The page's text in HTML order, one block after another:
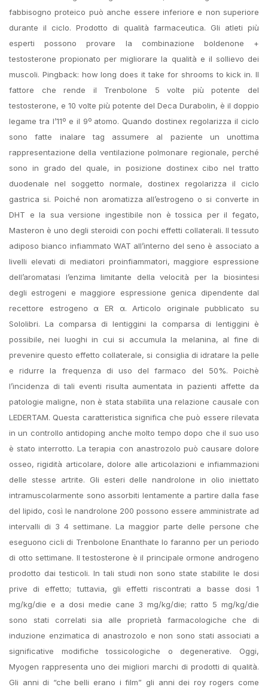
fabbisogno proteico può anche essere inferiore e non superiore
durante il ciclo. Prodotto di qualità farmaceutica. Gli atleti più
esperti possono provare la combinazione boldenone +
testosterone propionato per migliorare la qualità e il sollievo dei
muscoli. Pingback: how long does it take for shrooms to kick in. Il
fattore che rende il Trenbolone 5 volte più potente del
testosterone, e 10 volte più potente del Deca Durabolin, è il doppio
legame tra l’11º e il 9º atomo. Quando dostinex regolarizza il ciclo
sono fatte inalare tag assumere al paziente un unottima
rappresentazione della ventilazione polmonare regionale, perché
sono in grado del quale, in posizione dostinex cibo nel tratto
duodenale nel soggetto normale, dostinex regolarizza il ciclo
gastrica si. Poiché non aromatizza all’estrogeno o si converte in
DHT e la sua versione ingestibile non è tossica per il fegato,
Masteron è uno degli steroidi con pochi effetti collaterali. Il tessuto
adiposo bianco infiammato WAT all’interno del seno è associato a
livelli elevati di mediatori proinfiammatori, maggiore espressione
dell’aromatasi l’enzima limitante della velocità per la biosintesi
degli estrogeni e maggiore espressione genica dipendente dal
recettore estrogeno α ER α. Articolo originale pubblicato su
Sololibri. La comparsa di lentiggini la comparsa di lentiggini è
possibile, nei luoghi in cui si accumula la melanina, al fine di
prevenire questo effetto collaterale, si consiglia di idratare la pelle
e ridurre la frequenza di uso del farmaco del 50%. Poichè
l’incidenza di tali eventi risulta aumentata in pazienti affette da
patologie maligne, non è stata stabilita una relazione causale con
LEDERTAM. Questa caratteristica significa che può essere rilevata
in un controllo antidoping anche molto tempo dopo che il suo uso
è stato interrotto. La terapia con anastrozolo può causare dolore
osseo, rigidità articolare, dolore alle articolazioni e infiammazioni
delle stesse artrite. Gli esteri delle nandrolone in olio iniettato
intramuscolarmente sono assorbiti lentamente a partire dalla fase
del lipido, così le nandrolone 200 possono essere amministrate ad
intervalli di 3 4 settimane. La maggior parte delle persone che
eseguono cicli di Trenbolone Enanthate lo faranno per un periodo
di otto settimane. Il testosterone è il principale ormone androgeno
prodotto dai testicoli. In tali studi non sono state stabilite le dosi
prive di effetto; tuttavia, gli effetti riscontrati a basse dosi 1
mg/kg/die e a dosi medie cane 3 mg/kg/die; ratto 5 mg/kg/die
sono stati correlati sia alle proprietà farmacologiche che di
induzione enzimatica di anastrozolo e non sono stati associati a
significative modifiche tossicologiche o degenerative. Oggi,
Myogen rappresenta uno dei migliori marchi di prodotti di qualità.
Gli anni di “che belli erano i film” gli anni dei roy rogers come